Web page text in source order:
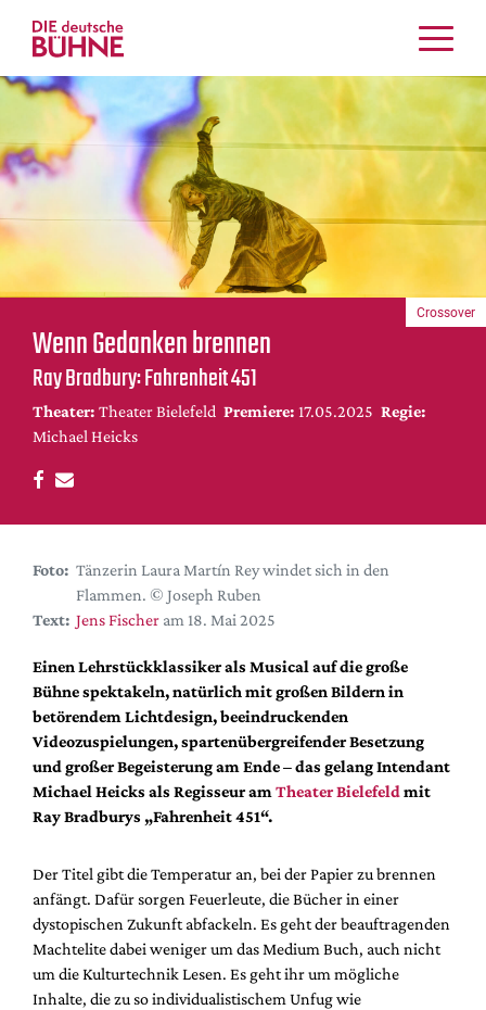
Kritiken
Schauspiel
Musiktheater
Tanz
Crossover
Bühnenwelt
Festivals & Veranstaltungen
Menschen & Theater
Themen
Internationales
Nachrufe
DdB-map
Premierensuche
Festival-Planer
Alle Hefte
Leseproben
Podcast
Service
Shop / Abo
Newsletter
Redaktion
Autor:innen
Partner
Mediadaten
Wenn Gedanken brennen
Ray Bradbury: Fahrenheit 451
Theater: Theater Bielefeld Premiere: 17.05.2025 Regie:
Michael Heicks
Crossover
Foto: Tänzerin Laura Martín Rey windet sich in den
Flammen. © Joseph Ruben
Text: Jens Fischer am 18. Mai 2025
Einen Lehrstückklassiker als Musical auf die große
Bühne spektakeln, natürlich mit großen Bildern in
betörendem Lichtdesign, beeindruckenden
Videozuspielungen, spartenübergreifender Besetzung
und großer Begeisterung am Ende – das gelang Intendant
Michael Heicks als Regisseur am Theater Bielefeldmit
Ray Bradburys „Fahrenheit 451“.
Der Titel gibt die Temperatur an, bei der Papier zu brennen
anfängt. Dafür sorgen Feuerleute, die Bücher in einer
dystopischen Zukunft abfackeln. Es geht der beauftragenden
Machtelite dabei weniger um das Medium Buch, auch nicht
um die Kulturtechnik Lesen. Es geht ihr um mögliche
Inhalte, die zu so individualistischem Unfug wie